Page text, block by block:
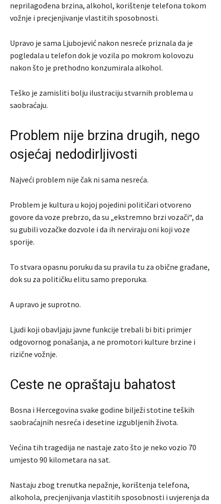
neprilagođena brzina, alkohol, korištenje telefona tokom
vožnje i precjenjivanje vlastitih sposobnosti.
Upravo je sama Ljubojević nakon nesreće priznala da je
pogledala u telefon dok je vozila po mokrom kolovozu
nakon što je prethodno konzumirala alkohol.
Teško je zamisliti bolju ilustraciju stvarnih problema u
saobraćaju.
Problem nije brzina drugih, nego
osjećaj nedodirljivosti
Najveći problem nije čak ni sama nesreća.
Problem je kultura u kojoj pojedini političari otvoreno
govore da voze prebrzo, da su „ekstremno brzi vozači“, da
su gubili vozačke dozvole i da ih nerviraju oni koji voze
sporije.
To stvara opasnu poruku da su pravila tu za obične građane,
dok su za političku elitu samo preporuka.
A upravo je suprotno.
Ljudi koji obavljaju javne funkcije trebali bi biti primjer
odgovornog ponašanja, a ne promotori kulture brzine i
rizične vožnje.
Ceste ne opraštaju bahatost
Bosna i Hercegovina svake godine bilježi stotine teških
saobraćajnih nesreća i desetine izgubljenih života.
Većina tih tragedija ne nastaje zato što je neko vozio 70
umjesto 90 kilometara na sat.
Nastaju zbog trenutka nepažnje, korištenja telefona,
alkohola, precjenjivanja vlastitih sposobnosti i uvjerenja da